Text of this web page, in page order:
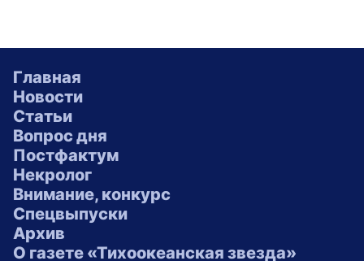
Главная
Новости
Статьи
Вопрос дня
Постфактум
Некролог
Внимание, конкурс
Спецвыпуски
Архив
О газете «Тихоокеанская звезда»